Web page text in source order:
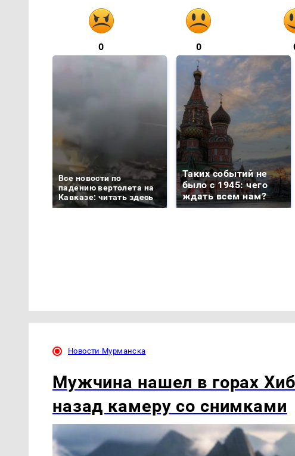
0 0
Все новости по
падению вертолета на
Кавказе: читать здесь
Таких событий не
было с 1945: чего
ждать всем нам?
Новости Мурманска
Мужчина нашел в горах
назад камеру со снимками